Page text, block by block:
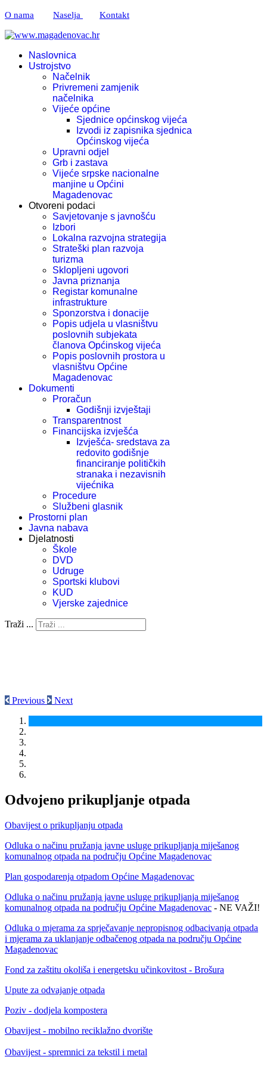
O nama Naselja Kontakt
Naslovnica
Ustrojstvo
Načelnik
Privremeni zamjenik
načelnika
Vijeće općine
Sjednice općinskog vijeća
Izvodi iz zapisnika sjednica
Općinskog vijeća
Upravni odjel
Grb i zastava
Vijeće srpske nacionalne
manjine u Općini
Magadenovac
Otvoreni podaci
Savjetovanje s javnošću
Izbori
Lokalna razvojna strategija
Strateški plan razvoja
turizma
Sklopljeni ugovori
Javna priznanja
Registar komunalne
infrastrukture
Sponzorstva i donacije
Popis udjela u vlasništvu
poslovnih subjekata
članova Općinskog vijeća
Popis poslovnih prostora u
vlasništvu Općine
Magadenovac
Dokumenti
Proračun
Godišnji izvještaji
Transparentnost
Financijska izvješća
Izvješća- sredstava za
redovito godišnje
financiranje političkih
stranaka i nezavisnih
vijećnika
Procedure
Službeni glasnik
Prostorni plan
Javna nabava
Djelatnosti
Škole
DVD
Udruge
Sportski klubovi
KUD
Vjerske zajednice
Traži ...
Previous Next
Odvojeno prikupljanje otpada
Obavijest o prikupljanju otpada
Odluka o načinu pružanja javne usluge prikupljanja miješanog
komunalnog otpada na području Općine Magadenovac
Plan gospodarenja otpadom Općine Magadenovac
Odluka o načinu pružanja javne usluge prikupljanja miješanog
komunalnog otpada na području Općine Magadenovac - NE VAŽI!
Odluka o mjerama za sprječavanje nepropisnog odbacivanja otpada
i mjerama za uklanjanje odbačenog otpada na području Općine
Magadenovac
Fond za zaštitu okoliša i energetsku učinkovitost - Brošura
Upute za odvajanje otpada
Poziv - dodjela kompostera
Obavijest - mobilno reciklažno dvorište
Obavijest - spremnici za tekstil i metal